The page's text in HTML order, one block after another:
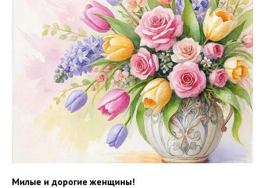
Милые и дорогие женщины!